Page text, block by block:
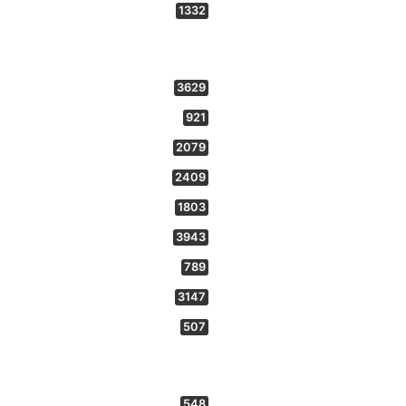
1332
3629
921
2079
2409
1803
3943
789
3147
507